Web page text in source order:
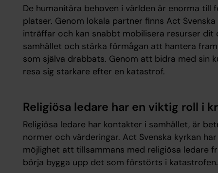
De humanitära behoven i världen är enorma till
platser. Genom lokala partner finns Act
inträffar och kan snabbt mobilisera resurser
samhället och stärka förmågan att hantera
som själva drabbats. Genom att bidra med sin
resa sig starkare efter en katastrof.
Religiösa ledare har en viktig roll i
Religiösa ledare har kontakter i samhället, är
normer och värderingar. Act Svenska kyrkan
möjlighet att tillsammans med religiösa ledare
börja bygga upp det som förstörts i katastrofen.